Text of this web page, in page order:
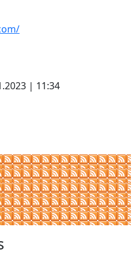
| 11:34